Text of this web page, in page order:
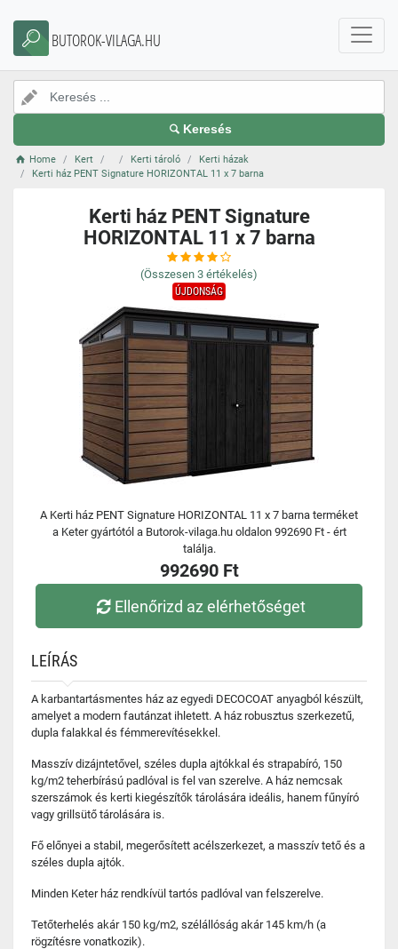
BUTOROK-VILAGA.HU
Keresés
Home Kert Kerti tároló
Kerti házak
Kerti ház PENT Signature HORIZONTAL 11 x 7 barna
Kerti ház PENT Signature
HORIZONTAL 11 x 7 barna
(Összesen 3 értékelés)
ÚJDONSÁG
A Kerti ház PENT Signature HORIZONTAL 11 x 7 barna terméket
a Keter gyártótól a Butorok-vilaga.hu oldalon 992690 Ft - ért
találja.
992690 Ft
Ellenőrizd az elérhetőséget
LEÍRÁS
A karbantartásmentes ház az egyedi DECOCOAT anyagból készült,
amelyet a modern fautánzat ihletett. A ház robusztus szerkezetű,
dupla falakkal és fémmerevítésekkel.
Masszív dizájntetővel, széles dupla ajtókkal és strapabíró, 150
kg/m2 teherbírású padlóval is fel van szerelve. A ház nemcsak
szerszámok és kerti kiegészítők tárolására ideális, hanem fűnyíró
vagy grillsütő tárolására is.
Fő előnyei a stabil, megerősített acélszerkezet, a masszív tető és a
széles dupla ajtók.
Minden Keter ház rendkívül tartós padlóval van felszerelve.
Tetőterhelés akár 150 kg/m2, szélállóság akár 145 km/h (a
rögzítésre vonatkozik).